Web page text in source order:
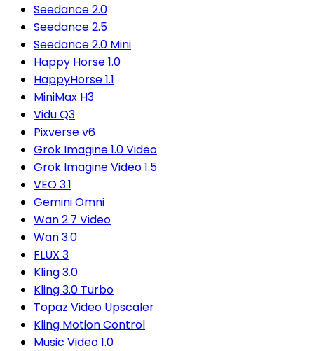
Seedance 2.0
Seedance 2.5
Seedance 2.0 Mini
Happy Horse 1.0
HappyHorse 1.1
MiniMax H3
Vidu Q3
Pixverse v6
Grok Imagine 1.0 Video
Grok Imagine Video 1.5
VEO 3.1
Gemini Omni
Wan 2.7 Video
Wan 3.0
FLUX 3
Kling 3.0
Kling 3.0 Turbo
Topaz Video Upscaler
Kling Motion Control
Music Video 1.0